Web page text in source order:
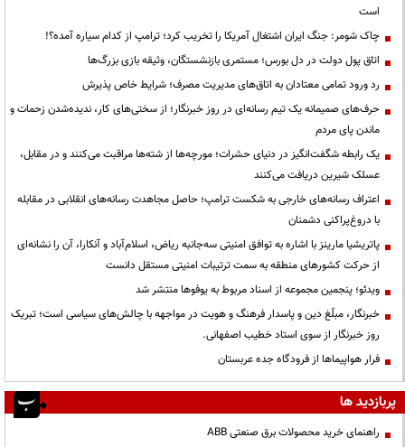
است
چاک شومر: جنگ ایران اشتغال آمریکا را تخریب کرد؛ ترامپ از کدام سیاره آمده؟!
اتاق پول دولت در دل بورس؛ مستمری بازنشستگان، وثیقه بازی بزرگ‌ها
رد ورود تمامی معتادان به اتاق‌های مدیریت مصرف؛ شرایط خاص پذیرش
حرف‌های صمیمانه یک تیم رسانه‌ای در روز خبرنگار؛ از سختی‌های کار، ندیده‌شدن زحمات و
ماندن پای مردم
یک رابطه شگفت‌انگیز در دنیای حشرات؛ مورچه‌ها از شته‌ها مراقبت می‌کنند و در مقابل،
عسلک شیرین دریافت می‌کنند
اعتراف رسانه‌های خارجی به شکست ترامپ؛ حاصل مجاهدت رسانه‌های انقلابی در مقابله
با دروغ‌پراکنی دشمنان
پاتریشیا مارینز با اشاره به توافق امنیتی سه‌جانبه ریاض، اسلام‌آباد و آنکارا، آن را نشانه‌ای
از حرکت کشورهای منطقه به سمت ترتیبات امنیتی مستقل دانست
ویدئو؛ پنجمین مجموعه از اسناد مربوط به یوفوها منتشر شد
خبرنگار، مبلّغ دین و پاسدار فرهنگ و هویت در مواجهه با چالش‌های سیاسی است؛ تبریک
روز خبرنگار از سوی استاد خطیب اصفهانی.
فرار هواپیماها از فرودگاه جده عربستان
پربازدید ها
راهنمای خرید محصولات برق صنعتی ABB